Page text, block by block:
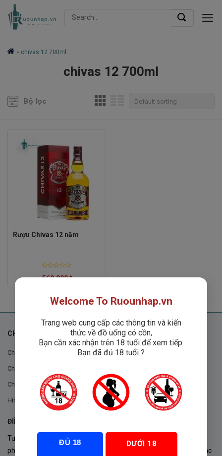
Skip
Search
» chivas 12 700ml
chivas 12 700ml
Bộ lọc
Rượu Chivas 12 năm
Rated
560,000₫
CHÍNH SÁCH
Chính sách chung
Chính sách đổi trả
Chính sách mua hàng
Hình thức thanh toán
ĐIỀU KHOẢN VÀ CHÍNH SÁCH
Tuân thủ Nghị định 105/2017/NĐ-CP ngày 14/9/2017 của Chính
phủ về sản xuất, kinh doanh rượu. Tuân thủ Luật “phòng chống tác
Welcome To Ruounhap.vn
Trang web cung cấp các thông tin và kiến
thức về đồ uống có cồn,
Bạn cần xác nhận trên 18 tuổi để xem tiếp.
Bạn đã đủ 18 tuổi ?
ĐỦ 18
DƯỚI 18